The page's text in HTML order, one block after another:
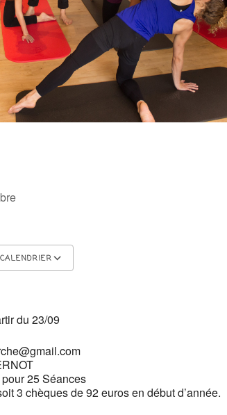
du 23/09
25 Séances
3 chèques de 92 euros en début d’année.